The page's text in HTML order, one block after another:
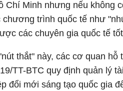
Chí Minh nhưng nếu không
chương trình quốc tế như
các chuyên gia quốc tế
thắt" này, các cơ quan
TT-BTC quy định quản lý
đổi mới sáng tạo quốc gia